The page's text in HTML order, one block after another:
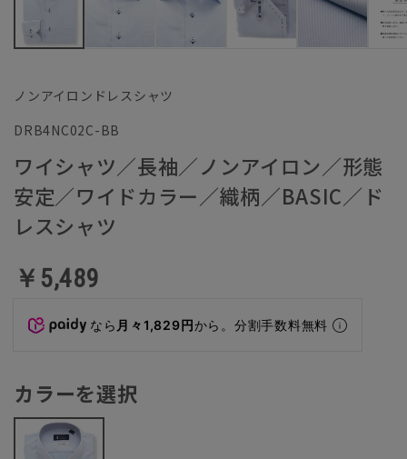
ノンアイロンドレスシャツ
DRB4NC02C-BB
ワイシャツ／長袖／ノンアイロン／形態
安定／ワイドカラー／織柄／BASIC／ド
レスシャツ
￥5,489
なら 月々1,829円から。分割手数料無料
カラーを選択